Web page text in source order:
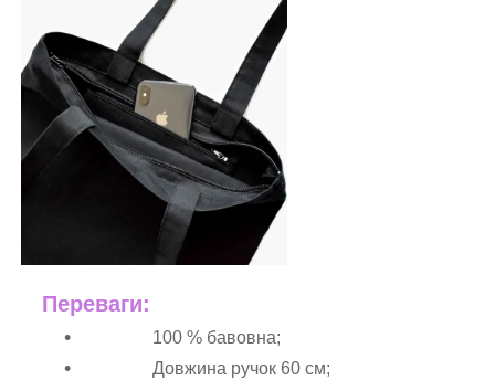
Переваги:
100 % бавовна;
Довжина ручок 60 см;